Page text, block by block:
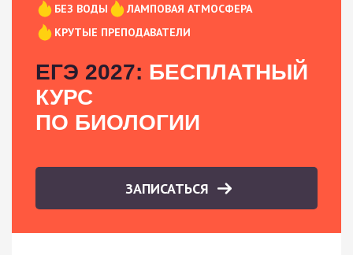
БЕЗ ВОДЫ
ЛАМПОВАЯ АТМОСФЕРА
КРУТЫЕ ПРЕПОДАВАТЕЛИ
ЕГЭ 2027: БЕСПЛАТНЫЙ
КУРС
ПО БИОЛОГИИ
ЗАПИСАТЬСЯ